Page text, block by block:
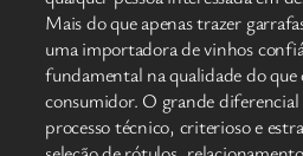
Mais do que apenas trazer
uma importadora de vinhos
fundamental na qualidade do que
consumidor. O grande
processo técnico, criterioso e